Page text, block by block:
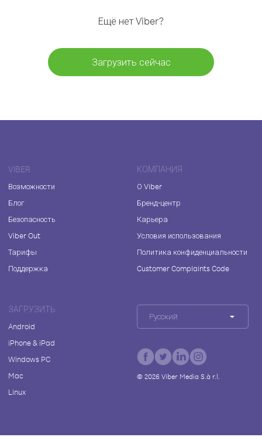
Ещё нет Viber?
Загрузить сейчас
VIBER
Возможности
Блог
Безопасность
Viber Out
Тарифы
Поддержка
КОМПАНИЯ
О Viber
Бренд-центр
Карьера
Условия использования
Политика конфиденциальности
Customer Complaints Code
ЗАГРУЗИТЬ
Android
iPhone & iPad
Windows PC
Mac
Linux
Русский
© 2026Viber Media S.à r.l.